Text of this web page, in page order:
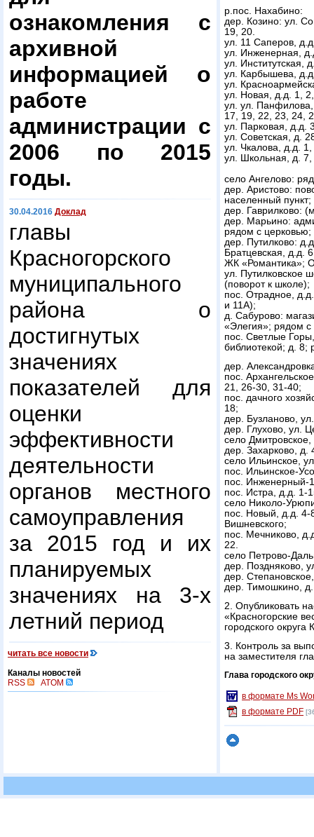
ознакомления с
архивной
информацией о
работе
администрации с
2006 по 2015
годы.
30.04.2016 Доклад
главы
Красногорского
муниципального
района о
достигнутых
значениях
показателей для
оценки
эффективности
деятельности
органов местного
самоуправления
за 2015 год и их
планируемых
значениях на 3-х
летний период
читать все новости
Каналы новостей
RSS
ATOM
р.пос. Нахабино:
дер. Козино: ул.
19, 20.
ул. 11 Саперов,
ул. Инженерная,
ул. Институтская,
ул. Карбышева,
ул.
ул. Новая, д.д. 1,
ул. ул.
17, 19, 22, 23, 24,
ул. Парковая, д.д.
ул. Советская, д.
ул. Чкалова, д.д.
ул. Школьная, д.
село Ангелово:
дер. Аристово:
населенный пункт;
дер. Гаврилково:
дер. Марьино:
рядом с церковью;
дер. Путилково:
Братцевская, д.д.
ЖК «Романтика»;
ул. Путилковское
(поворот к школе);
пос. Отрадное,
и 11А);
д. Сабурово:
«Элегия»; рядом с
пос. Светлые
библиотекой; д. 8;
дер.
пос.
21, 26-30, 31-40;
пос. дачного
18;
дер. Бузланово,
дер. Глухово, ул.
село
дер. Захарково, д.
село Ильинское,
пос. Ильинское-
пос. Инженерный-
пос. Истра, д.д. 1-
село Николо-
пос. Новый, д.д. 4-
Вишневского;
пос. Мечниково,
22.
село Петрово-
дер. Поздняково,
дер.
дер. Тимошкино, д.
2. Опубликовать
«Красногорские
городского округа
3. Контроль за
на заместителя
Глава городского
в формате Ms
в формате PDF